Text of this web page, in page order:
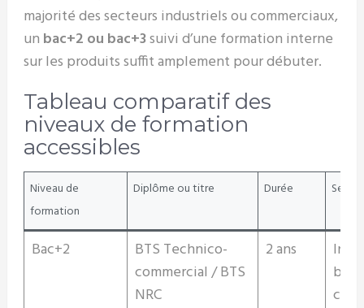
majorité des secteurs industriels ou commerciaux,
un bac+2 ou bac+3suivi d’une formation interne
sur les produits suffit amplement pour débuter.
Tableau comparatif des
niveaux de formation
accessibles
Niveau de
formation
Diplôme ou titre Durée
Bac+2
BTS Technico-
commercial / BTS
NRC
2 ans